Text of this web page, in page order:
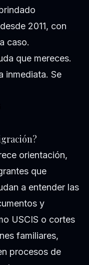
2011, con
caso.
que mereces.
inmediata. Se
orientación,
que
a entender las
y
USCIS o cortes
familiares,
procesos de